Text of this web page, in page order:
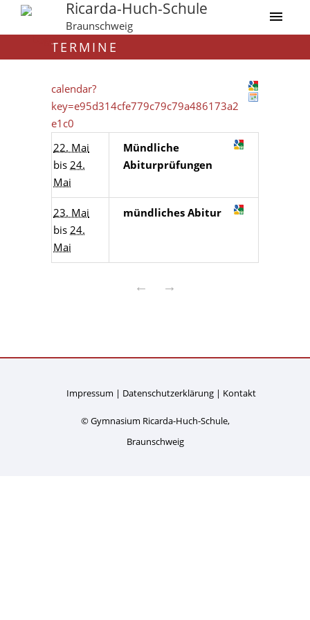
Ricarda-Huch-Schule
Braunschweig
TERMINE
calendar?
key=e95d314cfe779c79c79a486173a2
e1c0
22. Mai
bis 24.
Mai
Mündliche
Abiturprüfungen
23. Mai
bis 24.
Mai
mündliches Abitur
← →
Impressum Datenschutzerklärung Kontakt
© Gymnasium Ricarda-Huch-Schule,
Braunschweig